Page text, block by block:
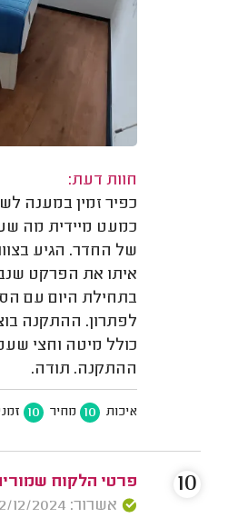
חוות דעת:
כפיר זמין במענה
כמעט מיידית מה
של החדר. הגיע
איתו את הפרקט
בתחילת היום עם
לפתרון. ההתקנה
כולל מיטה וחצי
ההתקנה. תודה.
איכות 10 מחיר 10
פרטי הלקוח
אשרור: 22/12/2024
10